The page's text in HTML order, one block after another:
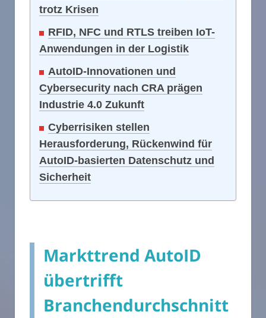
trotz Krisen
RFID, NFC und RTLS treiben IoT-
Anwendungen in der Logistik
AutoID-Innovationen und
Cybersecurity nach CRA prägen
Industrie 4.0 Zukunft
Cyberrisiken stellen
Herausforderung, Rückenwind für
AutoID-basierten Datenschutz und
Sicherheit
Markttrend AutoID
übertrifft
Branchendurchschnitt